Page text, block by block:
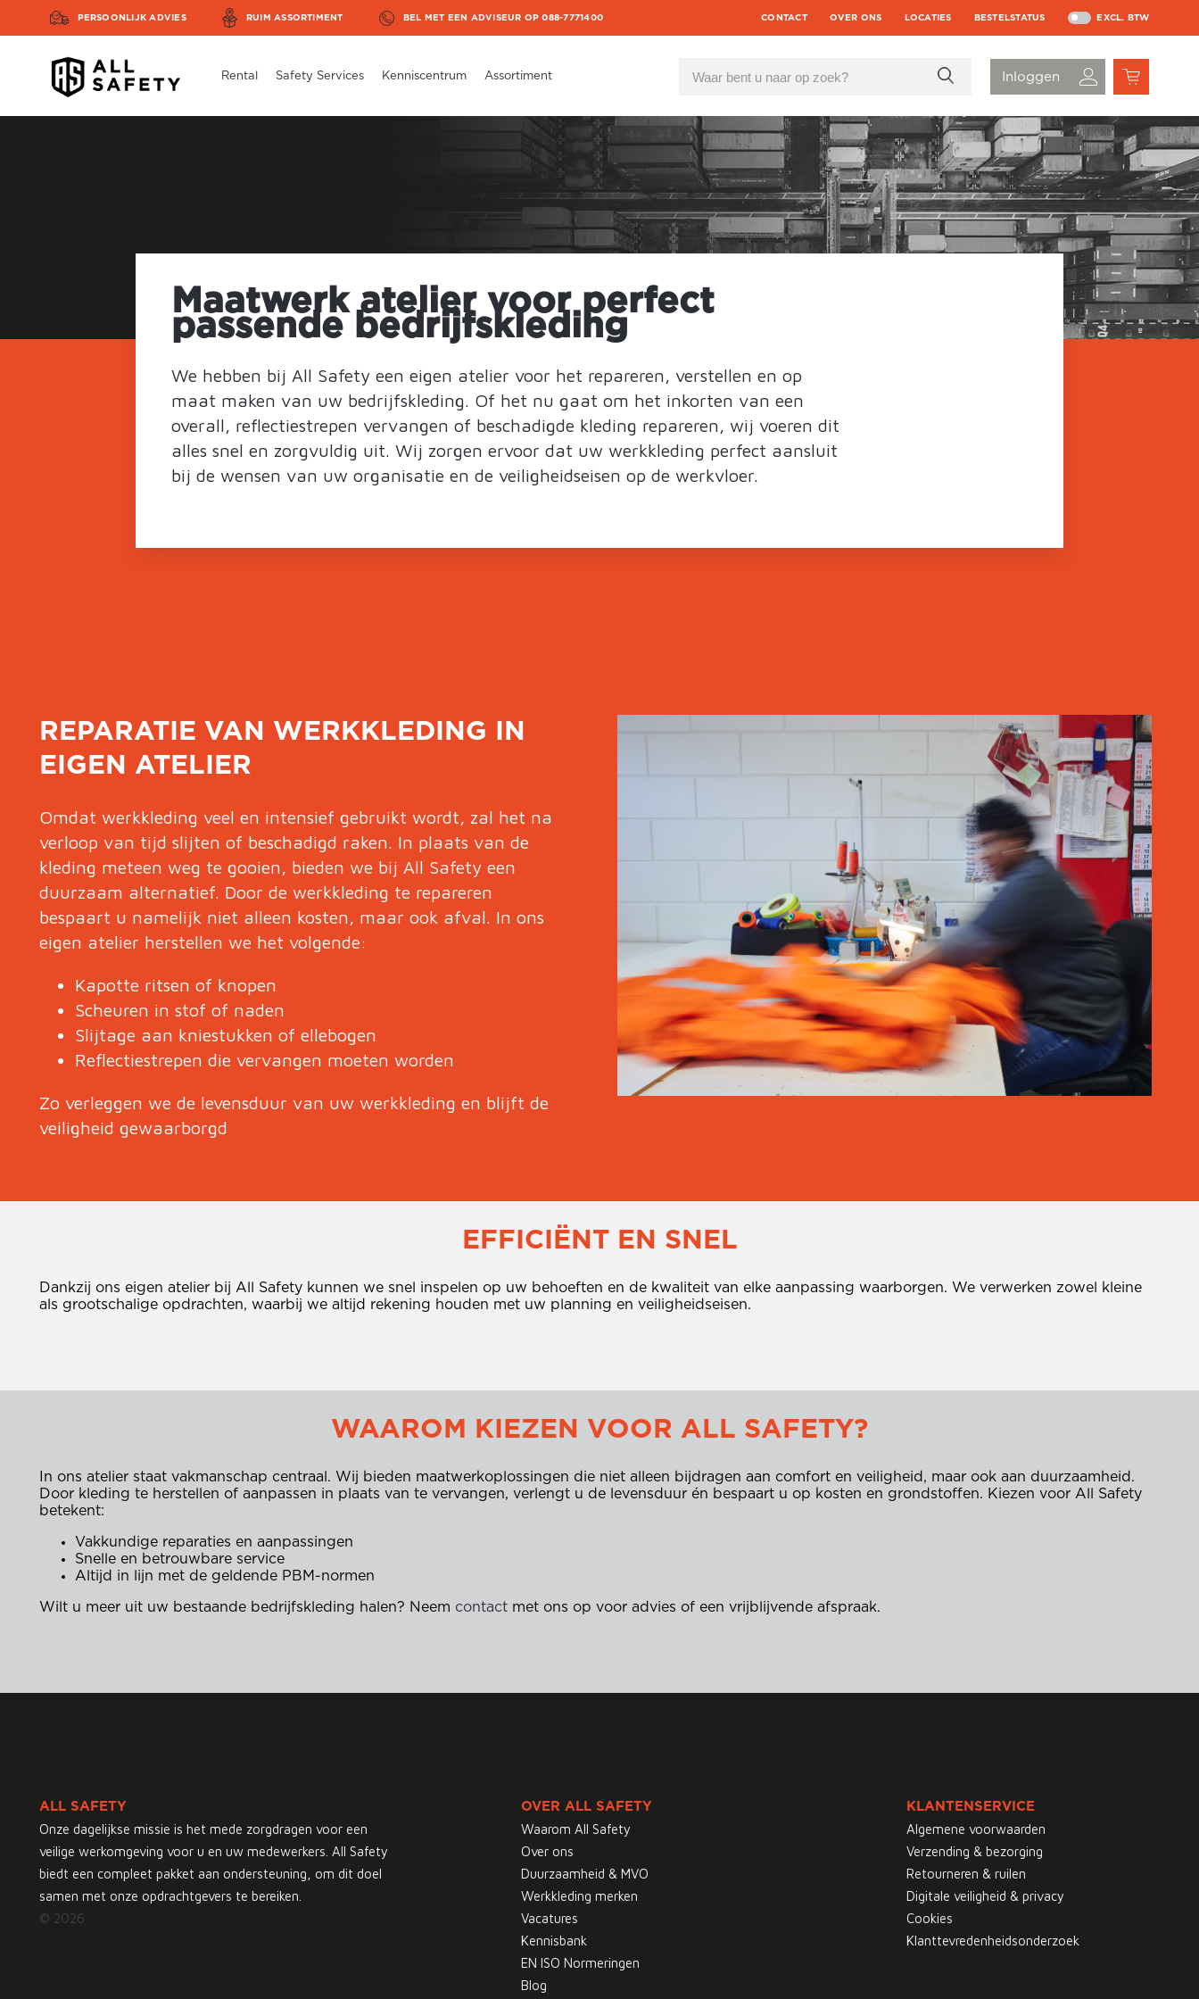
PERSOONLIJK ADVIES RUIM ASSORTIMENT BEL MET EEN ADVISEUR OP 088-7771400 CONTACT OVER ONS LOCATIES BESTELSTATUS EXCL. BTW
Rental Safety Services Kenniscentrum Assortiment
Maatwerk atelier voor perfect
passende bedrijfskleding
We hebben bij All Safety een eigen atelier voor het repareren, verstellen en op
maat maken van uw bedrijfskleding. Of het nu gaat om het inkorten van een
overall, reflectiestrepen vervangen of beschadigde kleding repareren, wij voeren dit
alles snel en zorgvuldig uit. Wij zorgen ervoor dat uw werkkleding perfect aansluit
bij de wensen van uw organisatie en de veiligheidseisen op de werkvloer.
REPARATIE VAN WERKKLEDING IN
EIGEN ATELIER
Omdat werkkleding veel en intensief gebruikt wordt, zal het na
verloop van tijd slijten of beschadigd raken. In plaats van de
kleding meteen weg te gooien, bieden we bij All Safety een
duurzaam alternatief. Door de werkkleding te repareren
bespaart u namelijk niet alleen kosten, maar ook afval. In ons
eigen atelier herstellen we het volgende:
Kapotte ritsen of knopen
Scheuren in stof of naden
Slijtage aan kniestukken of ellebogen
Reflectiestrepen die vervangen moeten worden
Zo verleggen we de levensduur van uw werkkleding en blijft de
veiligheid gewaarborgd
EFFICIËNT EN SNEL
Dankzij ons eigen atelier bij All Safety kunnen we snel inspelen op uw behoeften en de kwaliteit van elke aanpassing waarborgen. We verwerken zowel kleine
als grootschalige opdrachten, waarbij we altijd rekening houden met uw planning en veiligheidseisen.
WAAROM KIEZEN VOOR ALL SAFETY?
In ons atelier staat vakmanschap centraal. Wij bieden maatwerkoplossingen die niet alleen bijdragen aan comfort en veiligheid, maar ook aan duurzaamheid.
Door kleding te herstellen of aanpassen in plaats van te vervangen, verlengt u de levensduur én bespaart u op kosten en grondstoffen. Kiezen voor All Safety
betekent:
Vakkundige reparaties en aanpassingen
Snelle en betrouwbare service
Altijd in lijn met de geldende PBM-normen
Wilt u meer uit uw bestaande bedrijfskleding halen? Neem contact met ons op voor advies of een vrijblijvende afspraak.
ALL SAFETY
Onze dagelijkse missie is het mede zorgdragen voor een
veilige werkomgeving voor u en uw medewerkers. All Safety
biedt een compleet pakket aan ondersteuning, om dit doel
samen met onze opdrachtgevers te bereiken.
© 2026
OVER ALL SAFETY
Waarom All Safety
Over ons
Duurzaamheid & MVO
Werkkleding merken
Vacatures
Kennisbank
EN ISO Normeringen
Blog
KLANTENSERVICE
Algemene voorwaarden
Verzending & bezorging
Retourneren & ruilen
Digitale veiligheid & privacy
Cookies
Klanttevredenheidsonderzoek